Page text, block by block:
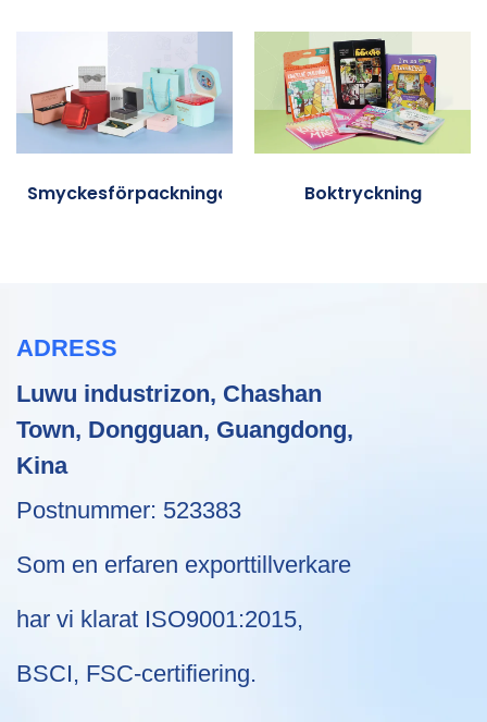
Smyckesförpackningar Boktryckning
ADRESS
Luwu industrizon, Chashan
Town, Dongguan, Guangdong,
Kina
Postnummer: 523383
Som en erfaren exporttillverkare
har vi klarat ISO9001:2015,
BSCI, FSC-certifiering.